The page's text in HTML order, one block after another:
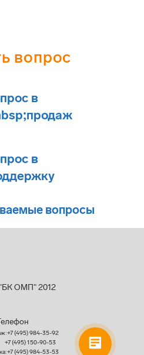
вопрос
в
в
вопросы
ОМП" 2012
+7 (495) 984-35-92
+7 (495) 150-90-53
+7 (495) 984-53-53